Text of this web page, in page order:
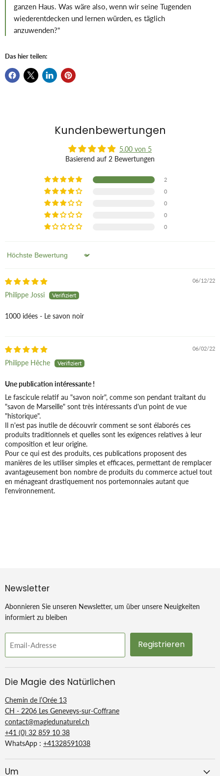
ganzen Haus. Was wäre also, wenn wir seine Tugenden
wiederentdecken und lernen würden, es täglich
anzuwenden?"
Das hier teilen:
Kundenbewertungen
5.00 von 5
Basierend auf 2 Bewertungen
2
0
0
0
0
Sort by
06/12/22
Philippe Jossi
1000 idées - Le savon noir
06/02/22
Philippe Hêche
Une publication intéressante !
Le fascicule relatif au "savon noir", comme son pendant traitant du
"savon de Marseille" sont très intéressants d'un point de vue
"historique".
Il n'est pas inutile de découvrir comment se sont élaborés ces
produits traditionnels et quelles sont les exigences relatives à leur
composition et leur origine.
Pour ce qui est des produits, ces publications proposent des
manières de les utiliser simples et efficaces, permettant de remplacer
avantageusement bon nombre de produits du commerce actuel tout
en ménageant drastiquement nos portemonnaies autant que
l'environnement.
Newsletter
Abonnieren Sie unseren Newsletter, um über unsere Neuigkeiten
informiert zu bleiben
Email-Adresse Registrieren
Die Magie des Natürlichen
Chemin de l’Orée 13
CH - 2206 Les Geneveys-sur-Coffrane
contact@magiedunaturel.ch
+41 (0) 32 859 10 38
WhatsApp : +41328591038
Um